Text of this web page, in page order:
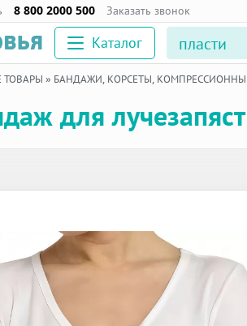
8 800 2000 500 Заказать звонок
Каталог
» БАНДАЖИ, КОРСЕТЫ,
для